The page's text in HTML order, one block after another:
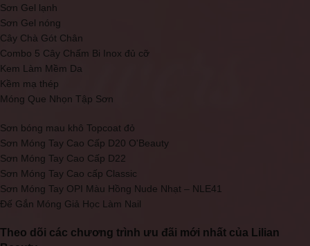
Sơn Gel lạnh
Sơn Gel nóng
Cây Chà Gót Chân
Combo 5 Cây Chấm Bi Inox đủ cỡ
Kem Làm Mềm Da
Kềm mạ thép
Móng Que Nhọn Tập Sơn
Sơn bóng mau khô Topcoat đỏ
Sơn Móng Tay Cao Cấp D20 O'Beauty
Sơn Móng Tay Cao Cấp D22
Sơn Móng Tay Cao cấp Classic
Sơn Móng Tay OPI Màu Hồng Nude Nhạt – NLE41
Đế Gắn Móng Giả Học Làm Nail
Theo dõi các chương trình ưu đãi mới nhất của Lilian